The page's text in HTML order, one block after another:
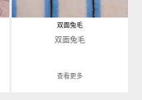
双面兔毛
双面兔毛
查看更多